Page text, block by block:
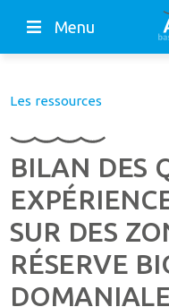
Menu
Les ressources
BILAN DES
SUR DES
RÉSERVE